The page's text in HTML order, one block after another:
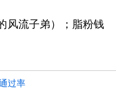
风流子弟）；脂粉钱
过率